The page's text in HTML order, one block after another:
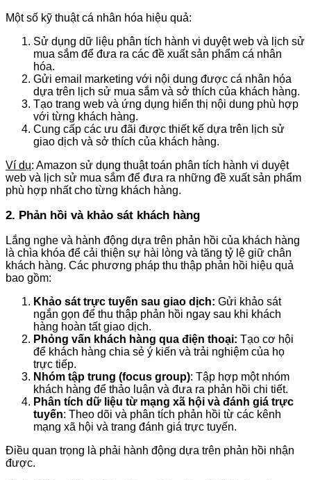
Một số kỹ thuật cá nhân hóa hiệu quả:
Sử dụng dữ liệu phân tích hành vi duyệt web và lịch sử
mua sắm để đưa ra các đề xuất sản phẩm cá nhân
hóa.
Gửi email marketing với nội dung được cá nhân hóa
dựa trên lịch sử mua sắm và sở thích của khách hàng.
Tạo trang web và ứng dụng hiển thị nội dung phù hợp
với từng khách hàng.
Cung cấp các ưu đãi được thiết kế dựa trên lịch sử
giao dịch và sở thích của khách hàng.
Ví dụ: Amazon sử dụng thuật toán phân tích hành vi duyệt
web và lịch sử mua sắm để đưa ra những đề xuất sản phẩm
phù hợp nhất cho từng khách hàng.
2. Phản hồi và khảo sát khách hàng
Lắng nghe và hành động dựa trên phản hồi của khách hàng
là chìa khóa để cải thiện sự hài lòng và tăng tỷ lệ giữ chân
khách hàng. Các phương pháp thu thập phản hồi hiệu quả
bao gồm:
Khảo sát trực tuyến sau giao dịch: Gửi khảo sát
ngắn gọn để thu thập phản hồi ngay sau khi khách
hàng hoàn tất giao dịch.
Phỏng vấn khách hàng qua điện thoại: Tạo cơ hội
để khách hàng chia sẻ ý kiến và trải nghiệm của họ
trực tiếp.
Nhóm tập trung (focus group): Tập hợp một nhóm
khách hàng để thảo luận và đưa ra phản hồi chi tiết.
Phân tích dữ liệu từ mạng xã hội và đánh giá trực
tuyến: Theo dõi và phân tích phản hồi từ các kênh
mạng xã hội và trang đánh giá trực tuyến.
Điều quan trọng là phải hành động dựa trên phản hồi nhận
được.